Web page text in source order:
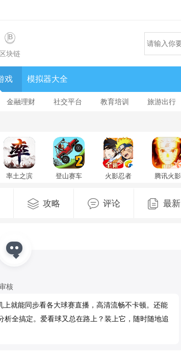
区块链
戏 模拟器大全
金融理财 社交平台 教育培训 旅游出行
率土之滨
版v9.1.9最
登山赛车
下载汉化
火影忍者
v3.82.35
腾讯火影
攻略 评论 最新
核
就能同步看各大球赛直播，高清流畅不卡顿。还能
全搞定。爱看球又总在路上？装上它，随时随地追